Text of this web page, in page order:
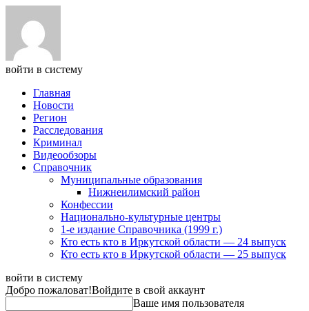
войти в систему
Главная
Новости
Регион
Расследования
Криминал
Видеообзоры
Справочник
Муниципальные образования
Нижнеилимский район
Конфессии
Национально-культурные центры
1-е издание Справочника (1999 г.)
Кто есть кто в Иркутской области — 24 выпуск
Кто есть кто в Иркутской области — 25 выпуск
войти в систему
Добро пожаловат!Войдите в свой аккаунт
Ваше имя пользователя